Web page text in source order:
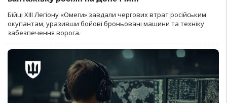
Бійці ХІІІ Легіону «Омеги» завдали чергових втрат російським
окупантам, уразивши бойові броньовані машини та техніку
забезпечення ворога.